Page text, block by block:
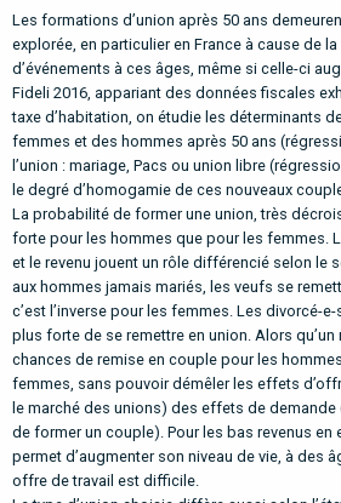
Les formations d’union après 50 ans
explorée, en particulier en France à cause de
d’événements à ces âges, même si celle-ci
Fideli 2016, appariant des données fiscales
taxe d’habitation, on étudie les déterminants
femmes et des hommes après 50 ans
l’union : mariage, Pacs ou union libre
le degré d’homogamie de ces nouveaux
La probabilité de former une union, très
forte pour les hommes que pour les femmes.
et le revenu jouent un rôle différencié selon le
aux hommes jamais mariés, les veufs se
c’est l’inverse pour les femmes. Les divorcé-
plus forte de se remettre en union. Alors qu’un
chances de remise en couple pour les
femmes, sans pouvoir démêler les effets
le marché des unions) des effets de
de former un couple). Pour les bas revenus
permet d’augmenter son niveau de vie, à des
offre de travail est difficile.